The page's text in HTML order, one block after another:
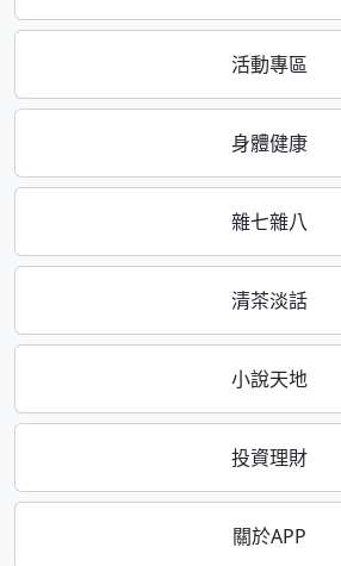
活動專區
身體健康
雜七雜八
清茶淡話
小說天地
投資理財
關於APP